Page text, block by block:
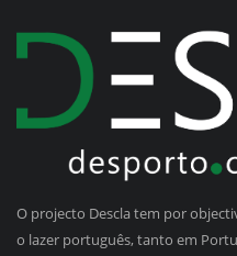
O projecto Descla tem por
o lazer português, tanto em